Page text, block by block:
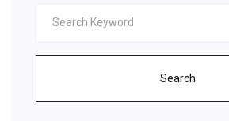
Search